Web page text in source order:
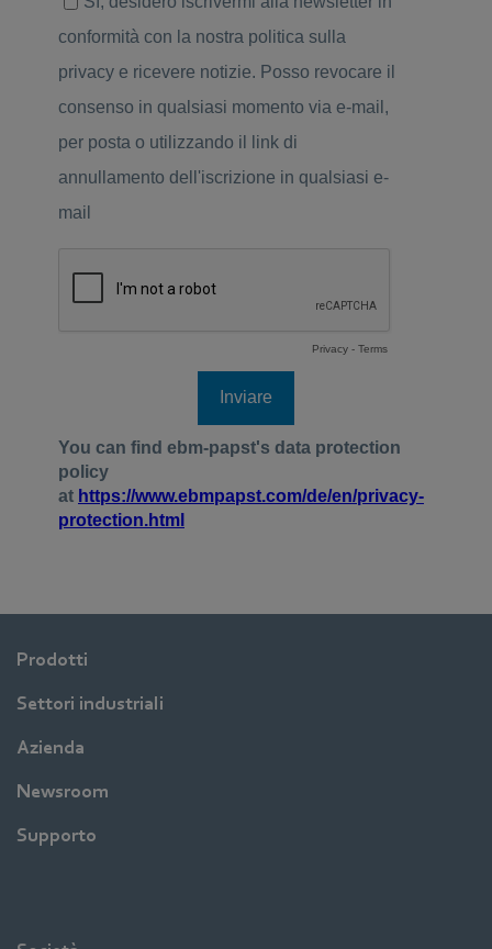
Prodotti
Settori industriali
Azienda
Newsroom
Supporto